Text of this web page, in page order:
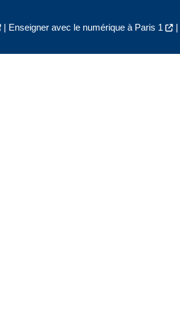
| Enseigner avec le numérique à Paris 1 |